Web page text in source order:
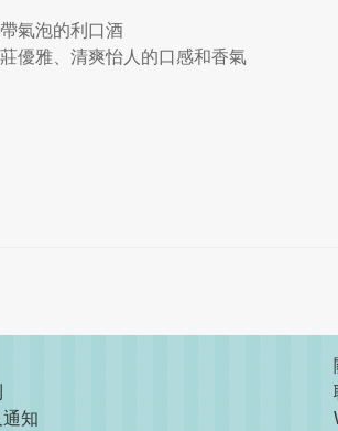
氣泡的利口酒
優雅、清爽怡人的口感和香氣
知